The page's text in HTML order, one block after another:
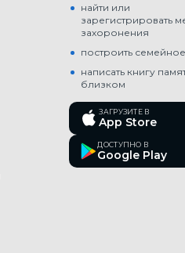
найти или
зарегистрировать
захоронения
построить
написать книгу
близком
ЗАГРУЗИТЕ В
App Store
ДОСТУПНО В
Google Play